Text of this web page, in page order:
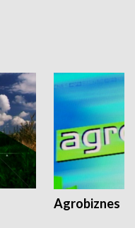
Agrobiznes